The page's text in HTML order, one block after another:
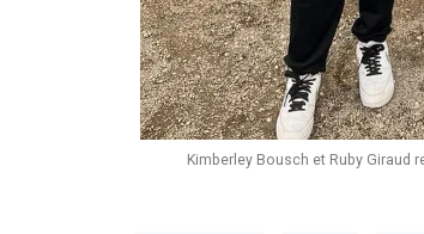
Kimberley Bousch et Ruby Giraud